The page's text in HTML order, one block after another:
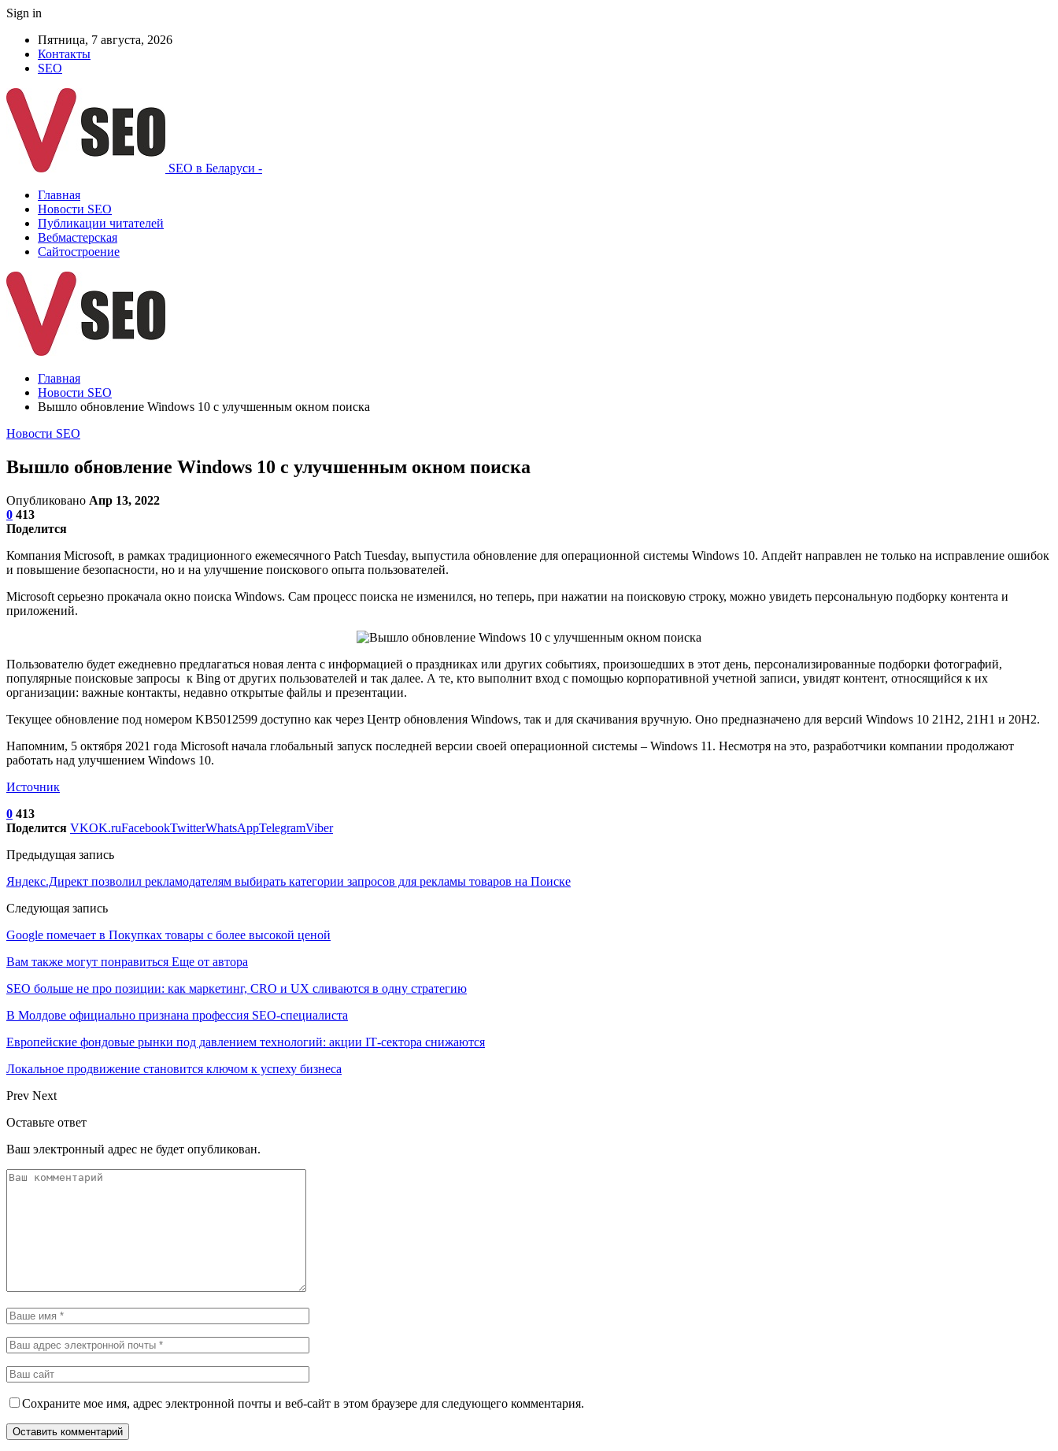
Sign in
Пятница, 7 августа, 2026
Контакты
SEO
SEO в Беларуси -
Главная
Новости SEO
Публикации читателей
Вебмастерская
Сайтостроение
Главная
Новости SEO
Вышло обновление Windows 10 с улучшенным окном поиска
Новости SEO
Вышло обновление Windows 10 с улучшенным окном поиска
Опубликовано Апр 13, 2022
0 413
Поделится
Компания Microsoft, в рамках традиционного ежемесячного Patch Tuesday, выпустила обновление для операционной системы Windows 10. Апдейт направлен не только на исправление ошибок
и повышение безопасности, но и на улучшение поискового опыта пользователей.
Microsoft серьезно прокачала окно поиска Windows. Сам процесс поиска не изменился, но теперь, при нажатии на поисковую строку, можно увидеть персональную подборку контента и
приложений.
Пользователю будет ежедневно предлагаться новая лента с информацией о праздниках или других событиях, произошедших в этот день, персонализированные подборки фотографий,
популярные поисковые запросы к Bing от других пользователей и так далее. А те, кто выполнит вход с помощью корпоративной учетной записи, увидят контент, относящийся к их
организации: важные контакты, недавно открытые файлы и презентации.
Текущее обновление под номером KB5012599 доступно как через Центр обновления Windows, так и для скачивания вручную. Оно предназначено для версий Windows 10 21H2, 21H1 и 20H2.
Напомним, 5 октября 2021 года Microsoft начала глобальный запуск последней версии своей операционной системы – Windows 11. Несмотря на это, разработчики компании продолжают
работать над улучшением Windows 10.
Источник
0 413
Поделится VKOK.ruFacebookTwitterWhatsAppTelegramViber
Предыдущая запись
Яндекс.Директ позволил рекламодателям выбирать категории запросов для рекламы товаров на Поиске
Следующая запись
Google помечает в Покупках товары с более высокой ценой
Вам также могут понравиться Еще от автора
SEO больше не про позиции: как маркетинг, CRO и UX сливаются в одну стратегию
В Молдове официально признана профессия SEO-специалиста
Европейские фондовые рынки под давлением технологий: акции IT‑сектора снижаются
Локальное продвижение становится ключом к успеху бизнеса
Prev Next
Оставьте ответ
Ваш электронный адрес не будет опубликован.
Сохраните мое имя, адрес электронной почты и веб-сайт в этом браузере для следующего комментария.